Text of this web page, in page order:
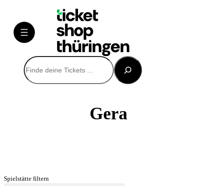
Inhalt
wechseln
Suchen
Gera
Spielstätte filtern